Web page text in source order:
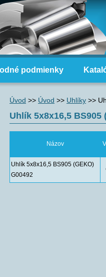
podmienky
Úvod >> Úvod >> Uhlíky >>
Uhlík 5x8x16,5 BS905
Názov
Uhlík 5x8x16,5 BS905 (GEKO)
G00492